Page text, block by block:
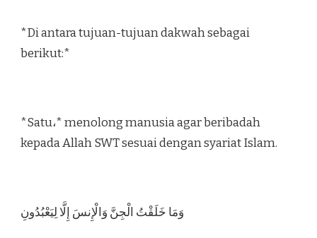
*Di antara tujuan-tujuan dakwah sebagai
berikut:*
*Satu،* menolong manusia agar beribadah
kepada Allah SWT sesuai dengan syariat Islam.
وَمَا خَلَقْتُ الْجِنَّ وَالْإِنسَ إِلَّا لِيَعْبُدُونِ